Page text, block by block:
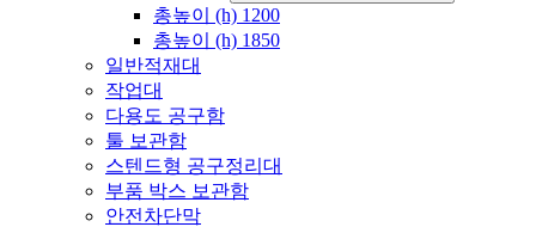
총높이 (h) 1200
총높이 (h) 1850
일반적재대
작업대
다용도 공구함
툴 보관함
스텐드형 공구정리대
부품 박스 보관함
안전차단막